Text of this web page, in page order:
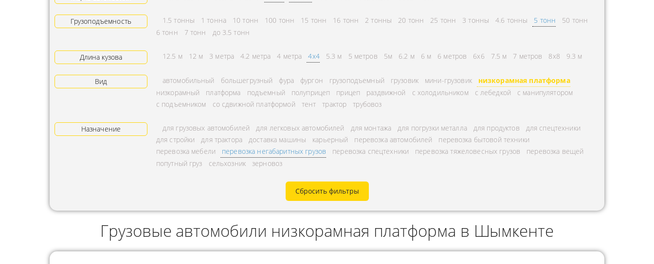
АРЕНДА ТРАКТОРА
УСЛУГИ АВТОКРАНА
АВИАПЕРЕВОЗКА
ГРУЗОПЕРЕВОЗКИ
ПЕРЕВОЗКИ
ИНДИВИДУАЛЬНЫЕ
ГРУЗОПЕРЕВОЗКИ
ЭКСПЕДИТОРА
ПЕРЕВОЗКА МУКИ
РАССЧИТАТЬ РАССТОЯНИЕ
ОХРАНА ГРУЗА
ПЕРЕВОЗКА КИСЛОРОДНЫХ
БАЛЛОНОВ
ПЕРЕВОЗКА
НЕФТЕПРОДУКТОВ
ГОРОДСКИЕ
МЕЖДУГОРОДНЫЕ
ПЕРЕВОЗКИ В БЕЛАРУСЬ
ПЕРЕВОЗКИ В
Грузоподъемность 1.5 тонны 1 тонна 10 тонн 100 тонн 15 тонн 16 тонн 2 тонны 20 тонн 25 тонн 3 тонны 4.6 тонны 5 тонн
50 тонн
6 тонн
7 тонн до 3.5 тонн
Длина кузова 12.5 м 12 м 3 метра 4.2 метра 4 метра 4x4 5.3 м 5 метров 5м 6.2 м 6 м 6 метров 6х6 7.5 м 7 метров 8х8 9.3 м
Вид автомобильный большегрузный фура фургон грузоподъемный грузовик мини-грузовик
низкорамная платформа
низкорамный
платформа подъемный полуприцеп прицеп раздвижной с холодильником с лебедкой
с манипулятором
с подъемником
со сдвижной платформой тент трактор трубовоз
Назначение для грузовых автомобилей для легковых автомобилей для монтажа для погрузки металла для продуктов
для спецтехники
для стройки
для трактора доставка машины карьерный перевозка автомобилей
перевозка бытовой техники
перевозка мебели
перевозка негабаритных грузов перевозка спецтехники перевозка тяжеловесных грузов
перевозка вещей
попутный груз
сельхозник зерновоз
Сбросить фильтры
Грузовые автомобили низкорамная платформа в Шымкенте